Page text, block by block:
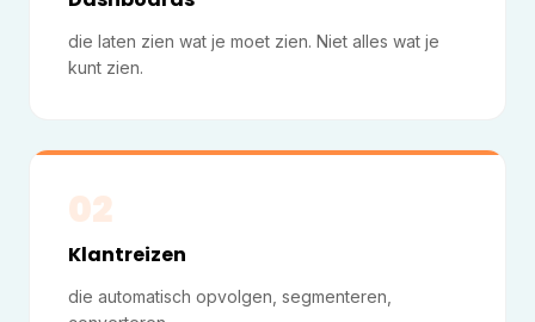
die laten zien wat je moet zien. Niet alles wat je
kunt zien.
02
Klantreizen
die automatisch opvolgen, segmenteren,